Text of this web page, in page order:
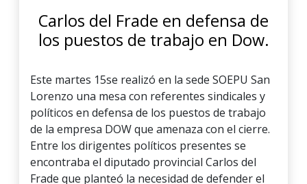
Carlos del Frade en defensa de
los puestos de trabajo en Dow.
Este martes 15se realizó en la sede SOEPU San
Lorenzo una mesa con referentes sindicales y
políticos en defensa de los puestos de trabajo
de la empresa DOW que amenaza con el cierre.
Entre los dirigentes políticos presentes se
encontraba el diputado provincial Carlos del
Frade que planteó la necesidad de defender el